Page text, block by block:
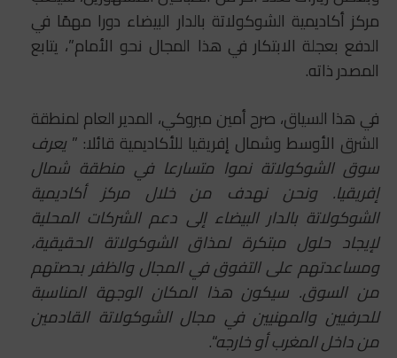
مركز أكاديمية الشوكولاتة بالدار البيضاء دورا مهمًا في
الدفع بعجلة الابتكار في هذا المجال نحو الأمام”، يتابع
المصدر ذاته.
في هذا السياق، صرح أمين مبروكي، المدير العام لمنطقة
الشرق الأوسط وشمال إفريقيا للأكاديمية قائلا: ”يعرف
سوق الشوكولاتة نموا متسارعا في منطقة شمال
إفريقيا. ونحن نهدف من خلال مركز أكاديمية
الشوكولاتة بالدار البيضاء إلى دعم الشركات المحلية
لإيجاد حلول مبتكرة لمذاق الشوكولاتة الحقيقية،
ومساعدتهم على التفوق في المجال والظفر بحصتهم
من السوق. سيكون هذا المكان الوجهة المناسبة
للحرفيين والمهنيين في مجال الشوكولاتة القادمين
من داخل المغرب أو خارجه“.